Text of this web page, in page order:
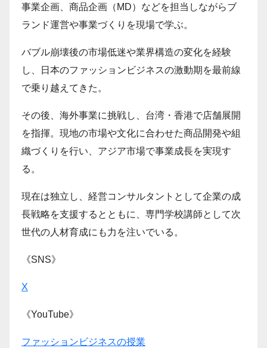
事業企画、商品企画（MD）などを担当しながらブ
ランド運営や事業づくりを現場で学ぶ。
バブル崩壊後の市場低迷や業界構造の変化を経験
し、日本のファッションビジネスの激動期を最前線
で乗り越えてきた。
その後、海外事業に挑戦し、台湾・香港で店舗展開
を指揮。現地の市場や文化に合わせた商品開発や組
織づくりを行い、アジア市場で事業成長を実現す
る。
現在は独立し、経営コンサルタントとして企業の成
長戦略を支援するとともに、専門学校講師として次
世代の人材育成にも力を注いでいる。
《SNS》
X
《YouTube》
ファッションビジネスの授業